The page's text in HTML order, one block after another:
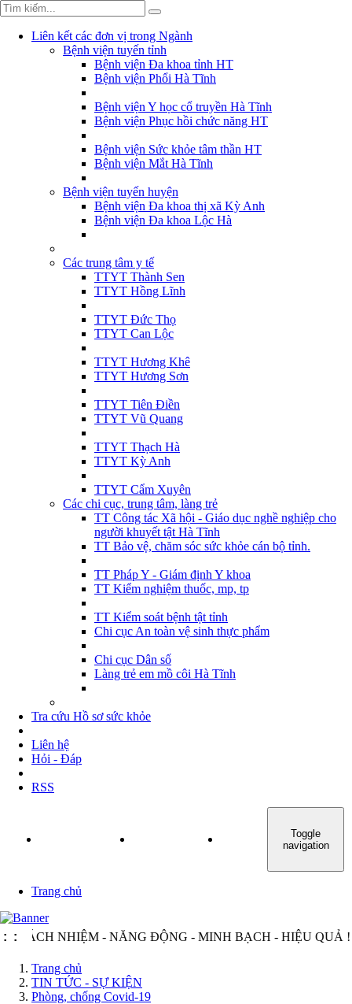
Liên kết các đơn vị trong Ngành
Bệnh viện tuyến tỉnh
Bệnh viện Đa khoa tỉnh HT
Bệnh viện Phổi Hà Tĩnh
Bệnh viện Y học cổ truyền Hà Tĩnh
Bệnh viện Phục hồi chức năng HT
Bệnh viện Sức khỏe tâm thần HT
Bệnh viện Mắt Hà Tĩnh
Bệnh viện tuyến huyện
Bệnh viện Đa khoa thị xã Kỳ Anh
Bệnh viện Đa khoa Lộc Hà
Các trung tâm y tế
TTYT Thành Sen
TTYT Hồng Lĩnh
TTYT Đức Thọ
TTYT Can Lộc
TTYT Hương Khê
TTYT Hương Sơn
TTYT Tiên Điền
TTYT Vũ Quang
TTYT Thạch Hà
TTYT Kỳ Anh
TTYT Cẩm Xuyên
Các chi cục, trung tâm, làng trẻ
TT Công tác Xã hội - Giáo dục nghề nghiệp cho
người khuyết tật Hà Tĩnh
TT Bảo vệ, chăm sóc sức khỏe cán bộ tỉnh.
TT Pháp Y - Giám định Y khoa
TT Kiểm nghiệm thuốc, mp, tp
TT Kiểm soát bệnh tật tỉnh
Chi cục An toàn vệ sinh thực phẩm
Chi cục Dân số
Làng trẻ em mồ côi Hà Tĩnh
Tra cứu Hồ sơ sức khỏe
Liên hệ
Hỏi - Đáp
RSS
TIN TỨC - SỰ KIỆN
Toggle
navigation
Trang chủ
: : NHIỆM - NĂNG ĐỘNG - MINH BẠCH - HIỆU QUẢ !
Trang chủ
TIN TỨC - SỰ KIỆN
Phòng, chống Covid-19